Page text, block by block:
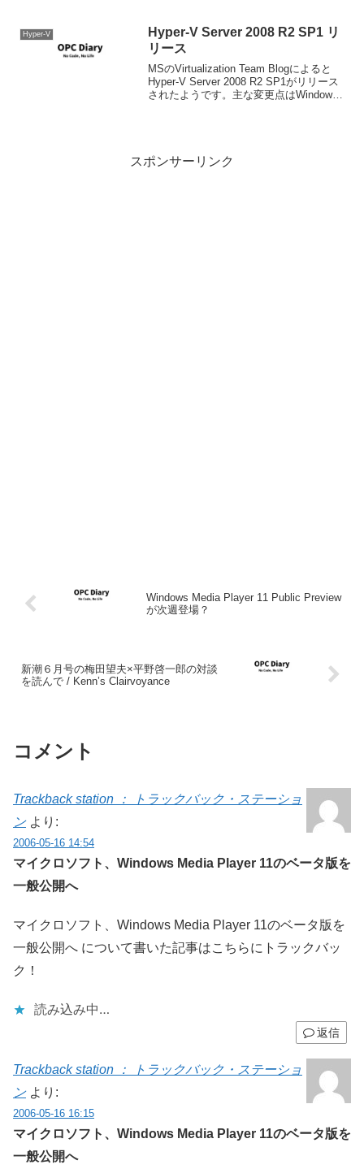
Hyper-V
Hyper-V Server 2008 R2 SP1 リ
リース
MSのVirtualization Team Blogによると
Hyper-V Server 2008 R2 SP1がリリース
されたようです。主な変更点はWindows
スポンサーリンク
Windows Media Player 11 Public Preview
が次週登場？
新潮６月号の梅田望夫×平野啓一郎の対談
を読んで / Kenn’s Clairvoyance
コメント
Trackback station ： トラックバック・ステーショ
ン より:
2006-05-16 14:54
マイクロソフト、Windows Media Player 11のベータ版を
一般公開へ
マイクロソフト、Windows Media Player 11のベータ版を
一般公開へ について書いた記事はこちらにトラックバッ
ク！
読み込み中…
返信
Trackback station ： トラックバック・ステーショ
ン より:
2006-05-16 16:15
マイクロソフト、Windows Media Player 11のベータ版を
一般公開へ